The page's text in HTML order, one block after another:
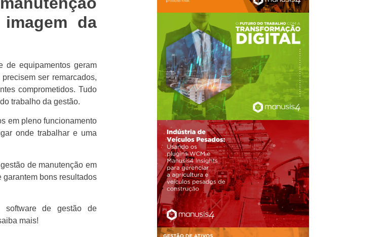
da
de equipamentos geram
ser remarcados,
comprometidos. Tudo
trabalho da gestão.
em pleno funcionamento
onde trabalhar e uma
de manutenção em
garantem bons resultados
software de gestão de
mais!